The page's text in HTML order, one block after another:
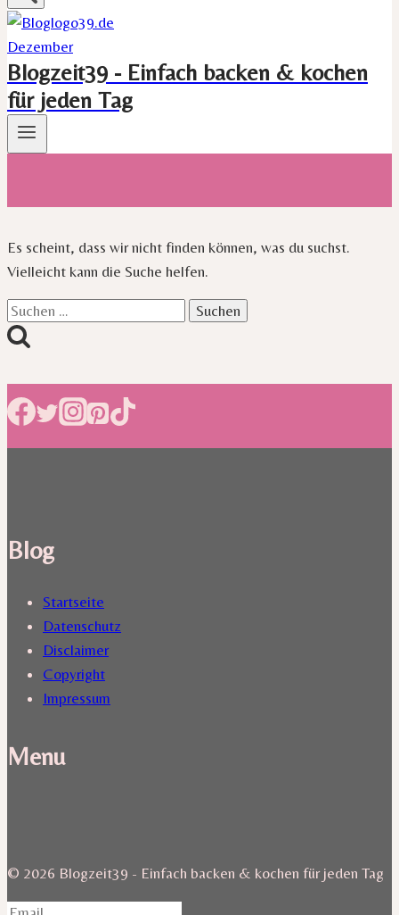
Blogzeit39 - Einfach backen & kochen
für jeden Tag
Es scheint, dass wir nicht finden können, was du suchst.
Vielleicht kann die Suche helfen.
Suchen
nach:
Blog
Startseite
Datenschutz
Disclaimer
Copyright
Impressum
Menu
© 2026 Blogzeit39 - Einfach backen & kochen für jeden Tag